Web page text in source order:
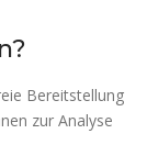
Bereitstellung
zur Analyse